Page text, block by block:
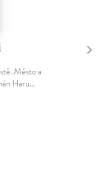
Město a
Haru...